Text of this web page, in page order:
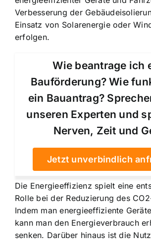
Verbesserung der
Einsatz von Solarenergie oder
erfolgen.
Wie beantrage ich
Bauförderung? Wie
ein Bauantrag?
unseren Experten und
Nerven, Zeit und
Jetzt unverbindlich
Die Energieeffizienz spielt eine
Rolle bei der Reduzierung des
Indem man energieeffiziente
kann man den Energieverbrauch
senken. Darüber hinaus ist die